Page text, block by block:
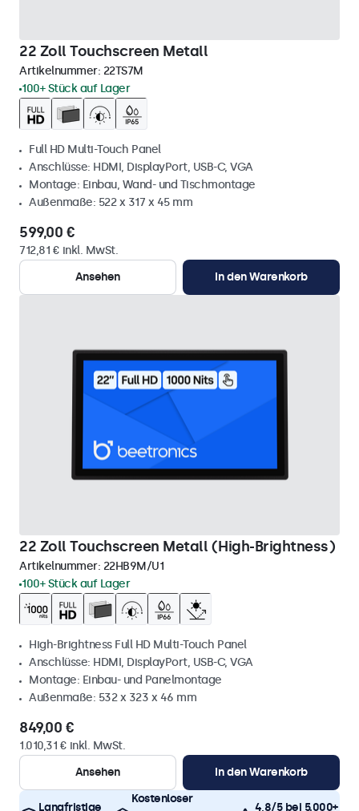
22 Zoll Touchscreen Metall
Artikelnummer: 22TS7M
100+ Stück auf Lager
Full HD Multi-Touch Panel
Anschlüsse: HDMI, DisplayPort, USB-C, VGA
Montage: Einbau, Wand- und Tischmontage
Außenmaße: 522 x 317 x 45 mm
599,00 €
712,81 € inkl. MwSt.
Ansehen
In den Warenkorb
22 Zoll Touchscreen Metall (High-Brightness)
Artikelnummer: 22HB9M/U1
100+ Stück auf Lager
High-Brightness Full HD Multi-Touch Panel
Anschlüsse: HDMI, DisplayPort, USB-C, VGA
Montage: Einbau- und Panelmontage
Außenmaße: 532 x 323 x 46 mm
849,00 €
1.010,31 € inkl. MwSt.
Ansehen
In den Warenkorb
Langfristige
Kostenloser
4,8/5 bei 5.000+